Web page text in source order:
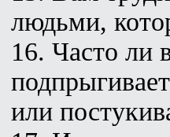
людьми,
16. Часто ли
или